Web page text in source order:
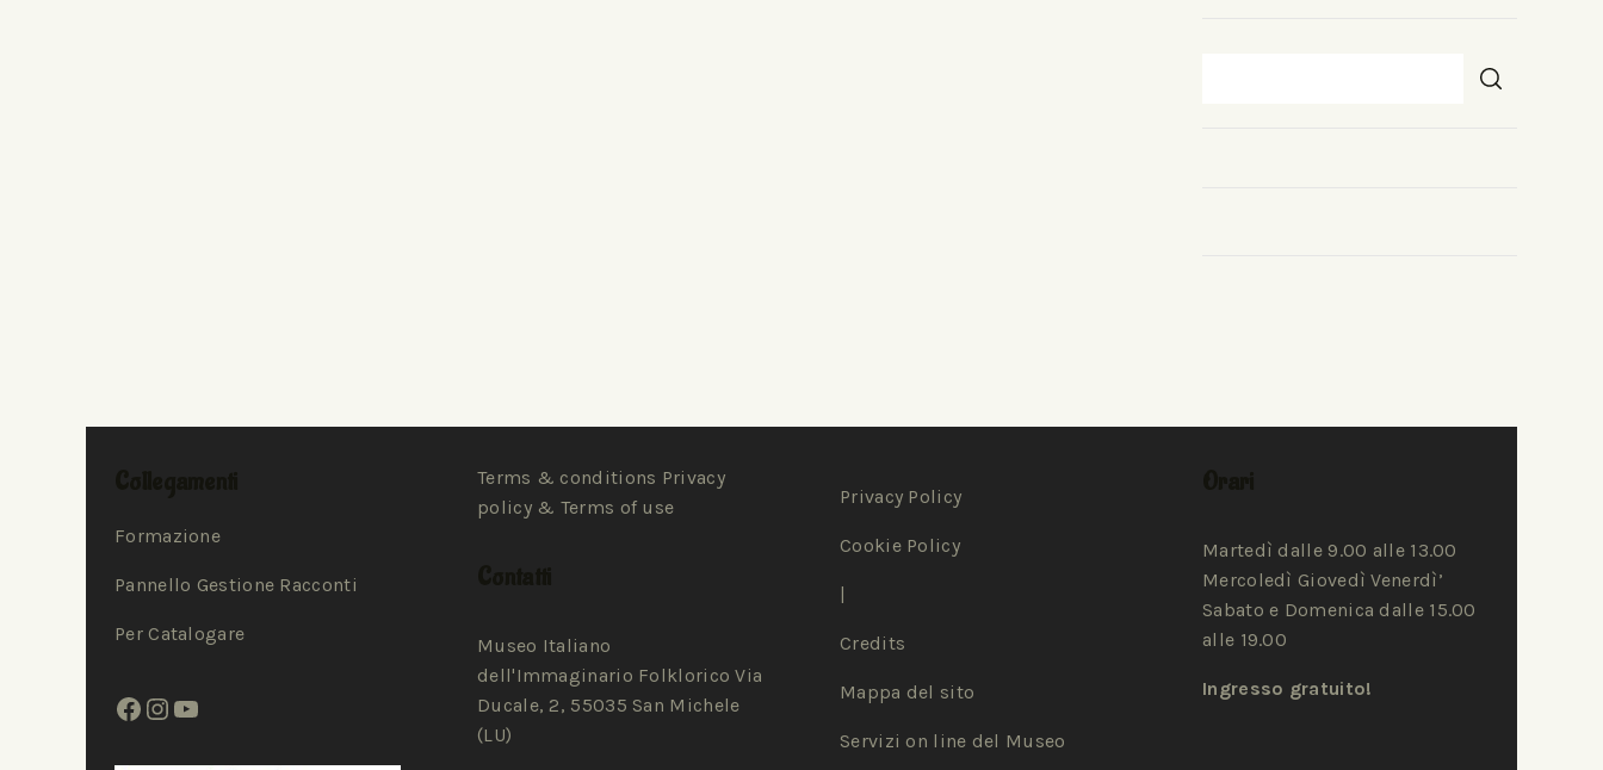
Formazione
Pannello Gestione Racconti
Per Catalogare
Terms & conditions Privacy
policy & Terms of use
Museo Italiano
dell'Immaginario Folklorico Via
Ducale, 2, 55035 San Michele
(LU)
Privacy Policy
Cookie Policy
|
Credits
Mappa del sito
Servizi on line del Museo
Martedì dalle 9.00 alle 13.00
Mercoledì Giovedì Venerdì’
Sabato e Domenica dalle 15.00
alle 19.00
Ingresso gratuito!